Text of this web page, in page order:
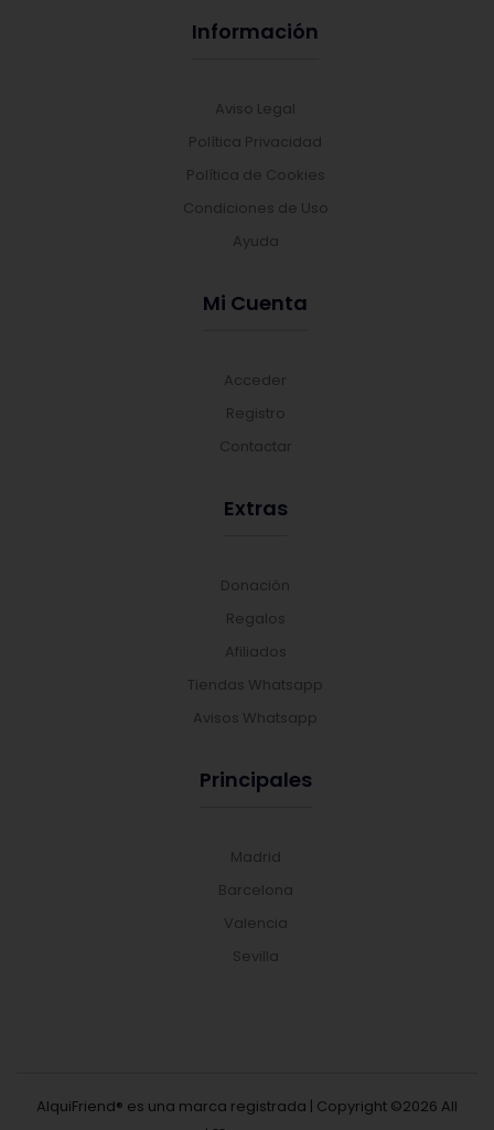
Información
Aviso Legal
Política Privacidad
Política de Cookies
Condiciones de Uso
Ayuda
Mi Cuenta
Acceder
Registro
Contactar
Extras
Donación
Regalos
Afiliados
Tiendas Whatsapp
Avisos Whatsapp
Principales
Madrid
Barcelona
Valencia
Sevilla
AlquiFriend® es una marca registrada | Copyright ©2026 All